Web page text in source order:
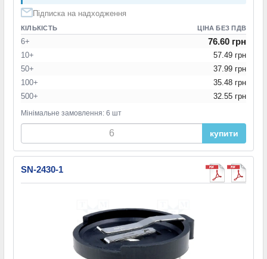
Підписка на надходження
КІЛЬКІСТЬ ЦІНА БЕЗ ПДВ
6+ 76.60 грн
10+
57.49 грн
50+
37.99 грн
100+
35.48 грн
500+
32.55 грн
Мінімальне замовлення: 6 шт
купити
SN-2430-1